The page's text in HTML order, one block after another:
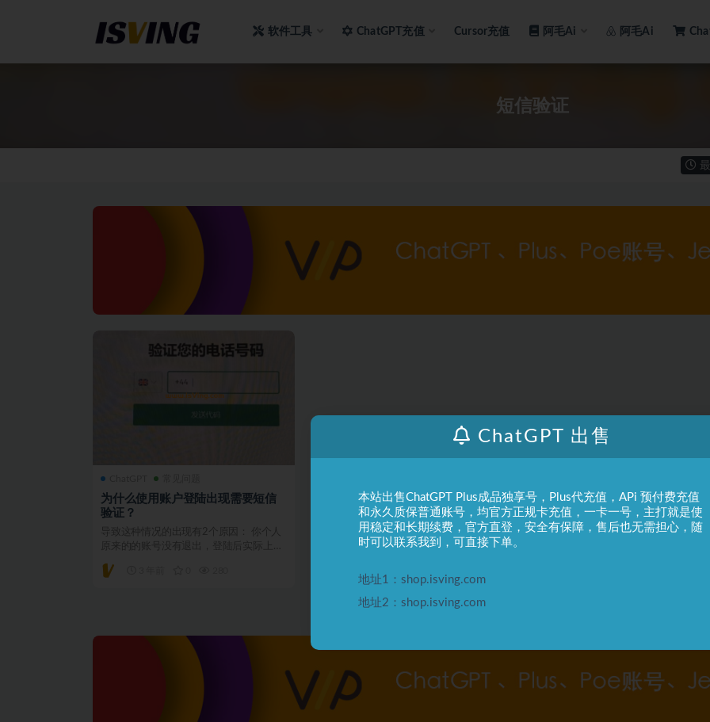
软件工具 ChatGPT充值 Cursor充值 阿毛Ai 阿毛Ai
短信验证
为什么使用账户登陆出现需要短信
验证？
导致这种情况的出现有2个原因： 你个人
ChatGPT 出售
本站出售ChatGPT Plus成品独享号，Plus代充值，APi 预付费充值
和永久质保普通账号，均官方正规卡充值，一卡一号，主打就是使
用稳定和长期续费，官方直登，安全有保障，售后也无需担心，随
时可以联系我到，可直接下单。
地址1：shop.isving.com
地址2：shop.isving.com